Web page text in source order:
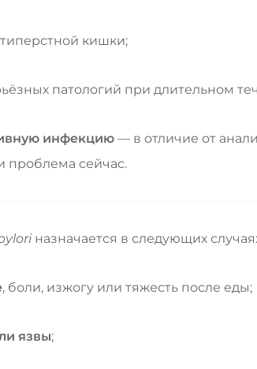
кишки;
патологий при длительном
инфекцию — в отличие от
проблема сейчас.
назначается в следующих
, боли, изжогу или тяжесть после еды;
язвы;